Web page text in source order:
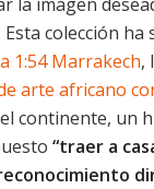
la imagen
colección ha
1:54 Marrakech,
arte africano
continente, un
“traer a